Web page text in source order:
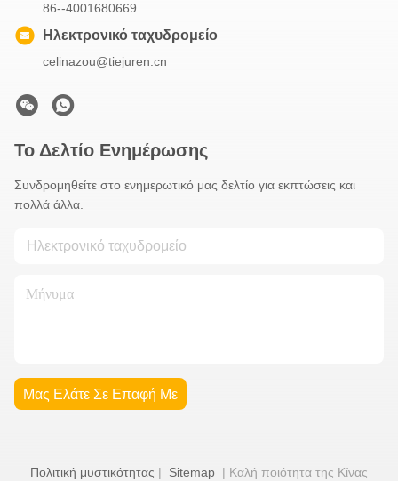
86--4001680669
Ηλεκτρονικό ταχυδρομείο
celinazou@tiejuren.cn
Το Δελτίο Ενημέρωσης
Συνδρομηθείτε στο ενημερωτικό μας δελτίο για εκπτώσεις και
πολλά άλλα.
Μας Ελάτε Σε Επαφή Με
Πολιτική μυστικότητας | Sitemap | Καλή ποιότητα της Κίνας